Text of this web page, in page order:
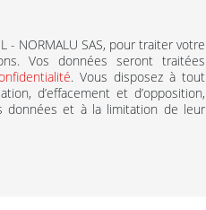
- NORMALU SAS, pour traiter votre
Vos données seront traitées
. Vous disposez à tout
d’effacement et d’opposition,
données et à la limitation de leur